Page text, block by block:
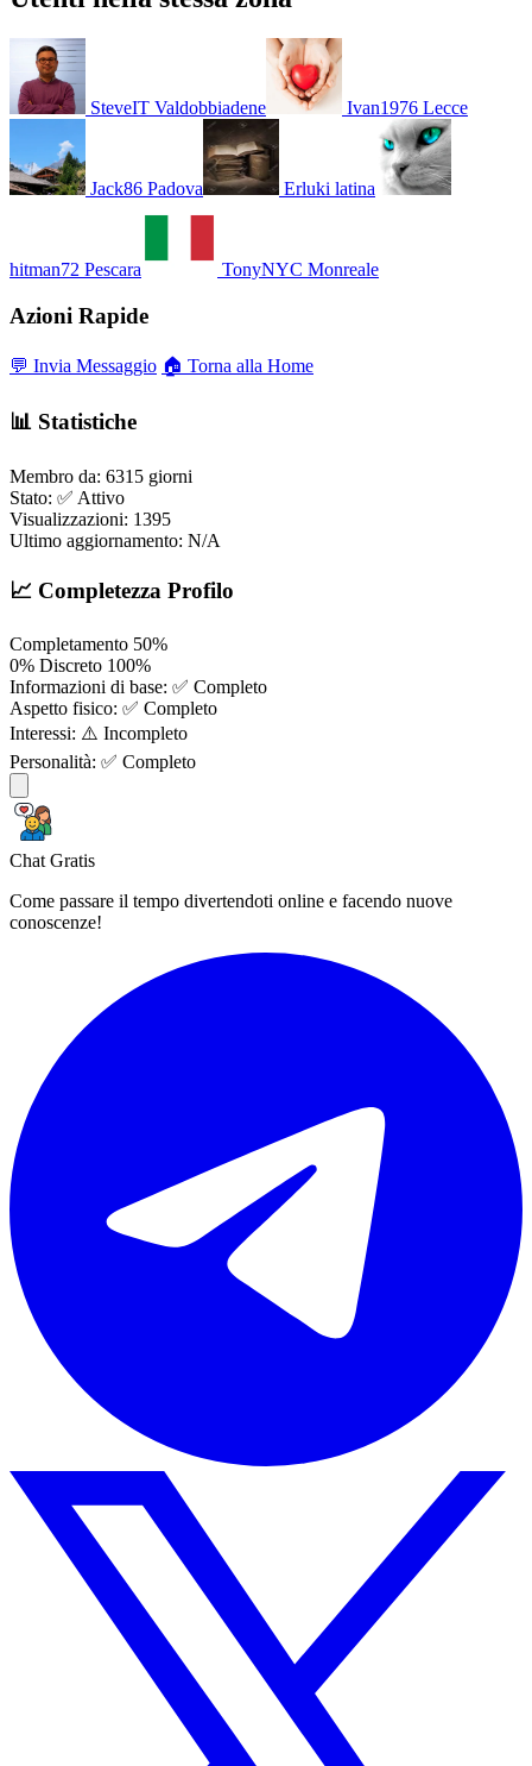
SteveIT Valdobbiadene Ivan1976 Lecce
Jack86 Padova Erluki latina
hitman72 Pescara TonyNYC Monreale
Azioni Rapide
💬 Invia Messaggio 🏠 Torna alla Home
📊 Statistiche
Membro da: 6315 giorni
Stato: ✅ Attivo
Visualizzazioni: 1395
Ultimo aggiornamento: N/A
📈 Completezza Profilo
Completamento 50%
0% Discreto 100%
Informazioni di base: ✅ Completo
Aspetto fisico: ✅ Completo
Interessi: ⚠️ Incompleto
Personalità: ✅ Completo
Chat Gratis
Come passare il tempo divertendoti online e facendo nuove
conoscenze!